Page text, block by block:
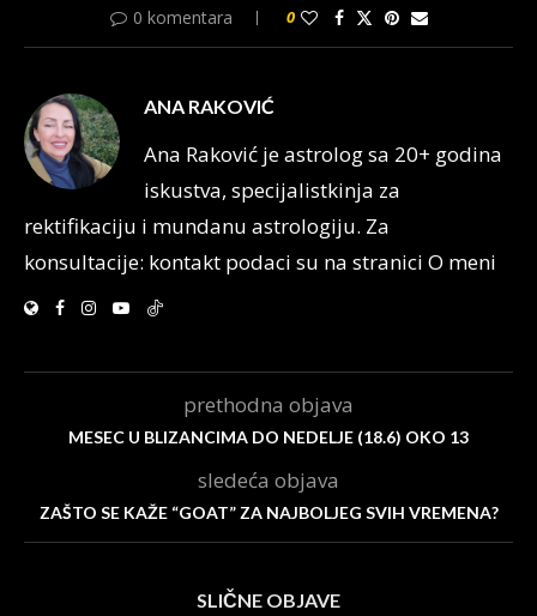
0 komentara 0
ANA RAKOVIĆ
Ana Raković je astrolog sa 20+ godina
iskustva, specijalistkinja za
rektifikaciju i mundanu astrologiju. Za
konsultacije: kontakt podaci su na stranici O meni
prethodna objava
MESEC U BLIZANCIMA DO NEDELJE (18.6) OKO 13
sledeća objava
ZAŠTO SE KAŽE “GOAT” ZA NAJBOLJEG SVIH VREMENA?
SLIČNE OBJAVE